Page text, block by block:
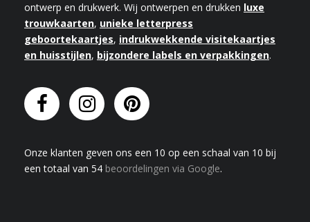
ontwerp en drukwerk. Wij ontwerpen en drukken luxe
trouwkaarten, unieke letterpress
geboortekaartjes, indrukwekkende visitekaartjes
en huisstijlen, bijzondere labels en verpakkingen.
Onze klanten geven ons een 10 op een schaal van 10 bij
een totaal van 54 beoordelingen via Google.